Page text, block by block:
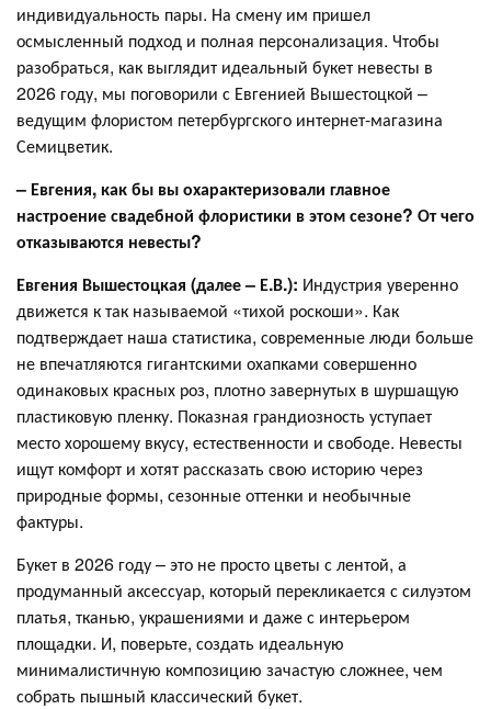
индивидуальность пары. На смену им пришел
осмысленный подход и полная персонализация. Чтобы
разобраться, как выглядит идеальный букет невесты в
2026 году, мы поговорили с Евгенией Вышестоцкой –
ведущим флористом петербургского интернет-магазина
Семицветик.
– Евгения, как бы вы охарактеризовали главное
настроение свадебной флористики в этом сезоне? От чего
отказываются невесты?
Евгения Вышестоцкая (далее – Е.В.): Индустрия уверенно
движется к так называемой «тихой роскоши». Как
подтверждает наша статистика, современные люди больше
не впечатляются гигантскими охапками совершенно
одинаковых красных роз, плотно завернутых в шуршащую
пластиковую пленку. Показная грандиозность уступает
место хорошему вкусу, естественности и свободе. Невесты
ищут комфорт и хотят рассказать свою историю через
природные формы, сезонные оттенки и необычные
фактуры.
Букет в 2026 году – это не просто цветы с лентой, а
продуманный аксессуар, который перекликается с силуэтом
платья, тканью, украшениями и даже с интерьером
площадки. И, поверьте, создать идеальную
минималистичную композицию зачастую сложнее, чем
собрать пышный классический букет.